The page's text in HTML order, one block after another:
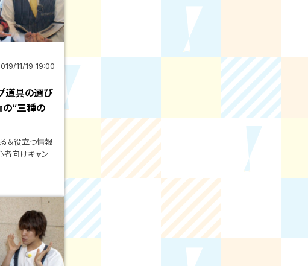
11/19 19:00
道具の選び
の“三種の
＆役立つ情報
者向けキャン